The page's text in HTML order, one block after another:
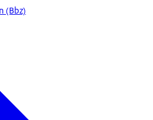
(Bbz)